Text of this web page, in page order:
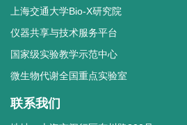
上海交通大学Bio-X研究院
仪器共享与技术服务平台
国家级实验教学示范中心
微生物代谢全国重点实验室
联系我们